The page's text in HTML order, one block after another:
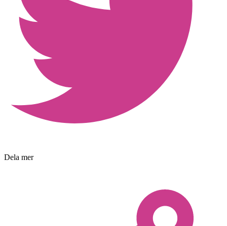
Dela mer